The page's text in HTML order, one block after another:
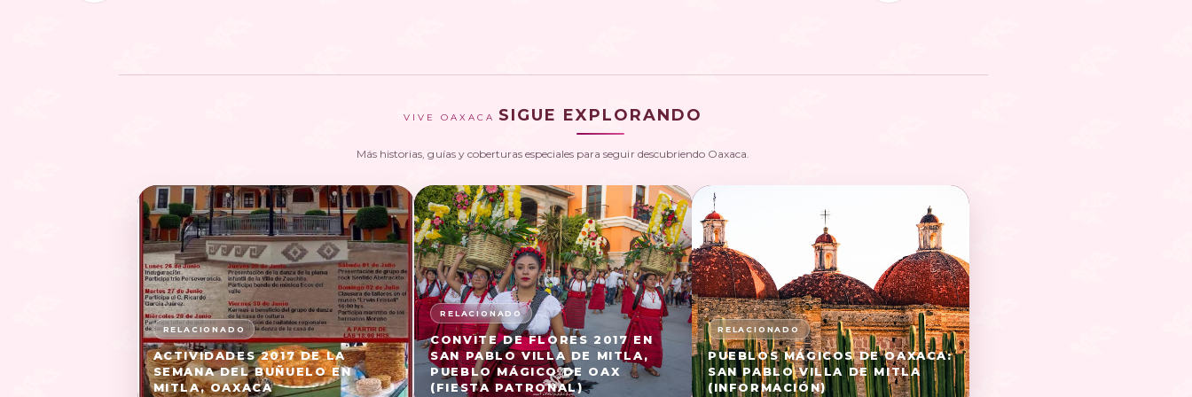
VIVE OAXACA SIGUE EXPLORANDO
Más historias, guías y coberturas especiales para seguir descubriendo Oaxaca.
ACTIVIDADES 2017 DE LA
SEMANA DEL BUÑUELO EN
MITLA, OAXACA
CONVITE DE FLORES 2017 EN
SAN PABLO VILLA DE MITLA,
PUEBLO MÁGICO DE OAX
(FIESTA PATRONAL)
PUEBLOS MÁGICOS DE OAXACA:
SAN PABLO VILLA DE MITLA
(INFORMACIÓN)